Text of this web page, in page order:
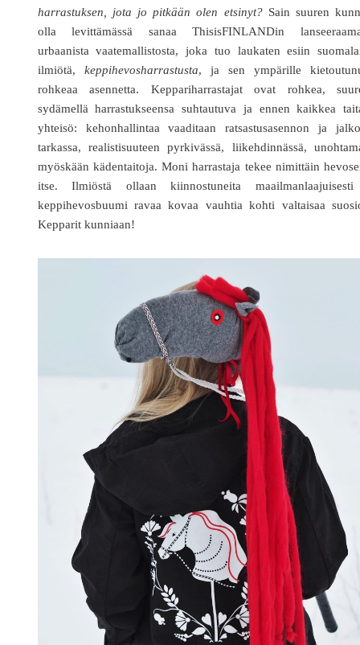
harrastuksen, jota jo pitkään olen etsinyt?Sain suuren
olla levittämässä sanaa ThisisFINLANDin
urbaanista vaatemallistosta, joka tuo laukaten esiin
ilmiötä, keppihevosharrastusta, ja sen ympärille
rohkeaa asennetta. Keppariharrastajat ovat rohkea,
sydämellä harrastukseensa suhtautuva ja ennen kaikkea
yhteisö: kehonhallintaa vaaditaan ratsastusasennon ja
tarkassa, realistisuuteen pyrkivässä, liikehdinnässä,
myöskään kädentaitoja. Moni harrastaja tekee nimittäin
itse. Ilmiöstä ollaan kiinnostuneita
keppihevosbuumi ravaa kovaa vauhtia kohti valtaisaa
Kepparit kunniaan!